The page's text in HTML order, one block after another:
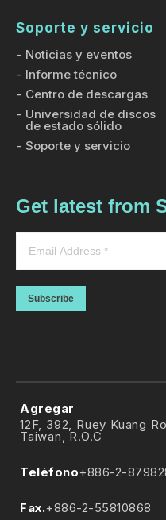
Soporte y servicio
Noticias y eventos
Informe técnico
Centro de descargas
Universidad de discos
de estado sólido
Soporte y servicio
Get latest from
Subscribe
Agregar
12F, 392, Ruey Kuang
Taiwan, R.O.C
Teléfono+886-2-
Fax.+886-2-55810868